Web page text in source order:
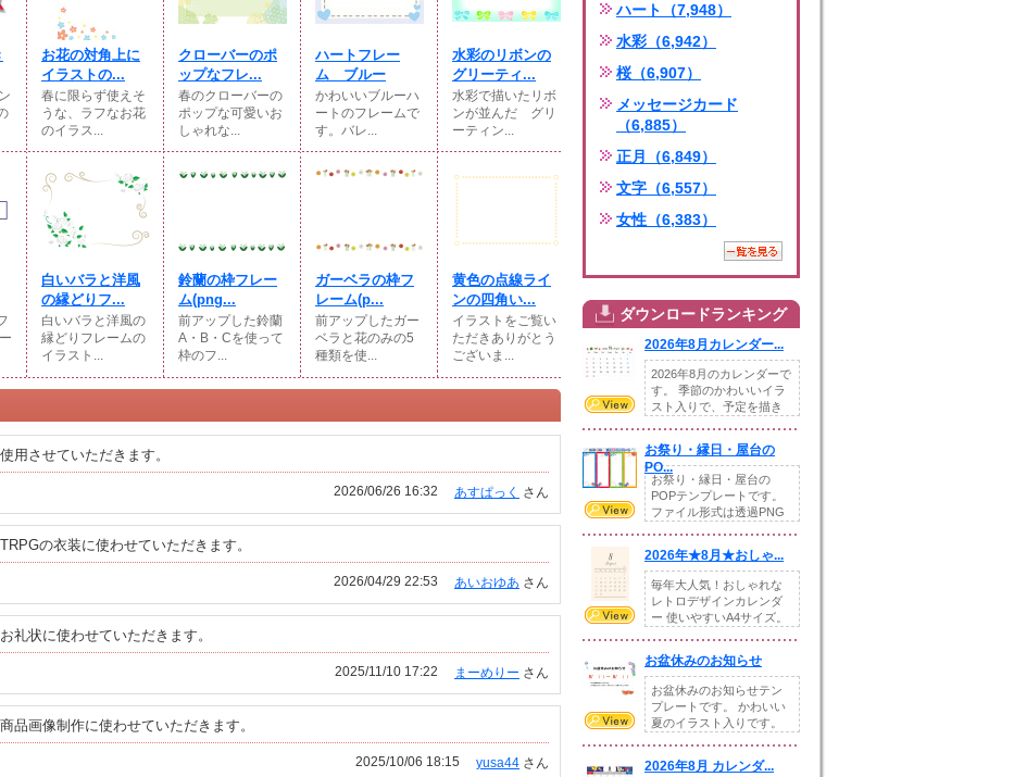
お花の対角上に
イラストの...
春に限らず使えそ
うな、ラフなお花
のイラス...
クローバーのポ
ップなフレ...
春のクローバーの
ポップな可愛いお
しゃれな...
ハートフレー
ム ブルー
かわいいブルーハ
ートのフレームで
す。バレ...
水彩のリボンの
グリーティ...
水彩で描いたリボ
ンが並んだ グリ
ーティン...
白いバラと洋風
の縁どりフ...
白いバラと洋風の
縁どりフレームの
イラスト...
鈴蘭の枠フレー
ム(png...
前アップした鈴蘭
A・B・Cを使って
枠のフ...
ガーベラの枠フ
レーム(p...
前アップしたガー
ベラと花のみの5
種類を使...
黄色の点線ライ
ンの四角い...
イラストをご覧い
ただきありがとう
ございま...
用させていただきます。
あすぱっく さん
2026/06/26 16:32
の衣装に使わせていただきます。
あいおゆあ さん
2026/04/29 22:53
礼状に使わせていただきます。
まーめりー さん
2025/11/10 17:22
品画像制作に使わせていただきます。
yusa44 さん
2025/10/06 18:15
ハート（7,948）
水彩（6,942）
桜（6,907）
メッセージカード
（6,885）
正月（6,849）
文字（6,557）
女性（6,383）
ダウンロードランキング
2026年8月カレンダー...
2026年8月のカレンダーで
す。 季節のかわいいイラ
スト入りで、予定を描き
お祭り・縁日・屋台の
PO...
お祭り・縁日・屋台の
POPテンプレートです。
ファイル形式は透過PNG
2026年★8月★おしゃ...
毎年大人気！おしゃれな
レトロデザインカレンダ
ー 使いやすいA4サイズ。
お盆休みのお知らせ
お盆休みのお知らせテン
プレートです。 かわいい
夏のイラスト入りです。
2026年8月 カレンダ...